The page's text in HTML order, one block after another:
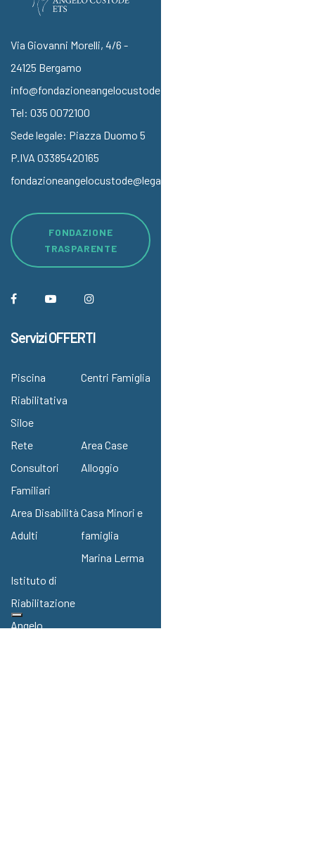
Via Giovanni Morelli, 4/6 -
24125 Bergamo
info@fondazioneangelocustode.it
Tel: 035 0072100
Sede legale: Piazza Duomo 5
P.IVA 03385420165
fondazioneangelocustode@legalmail.it
FONDAZIONE
TRASPARENTE
Servizi OFFERTI
Piscina
Riabilitativa
Siloe
Centri Famiglia
Rete
Consultori
Familiari
Area Case
Alloggio
Area Disabilità
Adulti
Casa Minori e
famiglia
Marina Lerma
Istituto di
Riabilitazione
Angelo